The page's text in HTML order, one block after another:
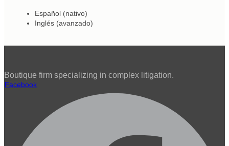
Español (nativo)
Inglés (avanzado)
Boutique firm specializing in complex litigation.
Facebook